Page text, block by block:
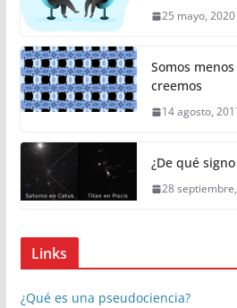
25 mayo, 2020
Somos
creemos
14 agosto,
¿De qué signo
28
Links
¿Qué es una pseudociencia?